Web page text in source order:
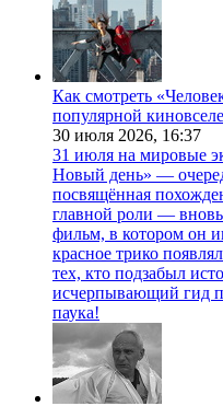
Как смотреть
популярной
30 июля 2026, 16:37
31 июля на мировые
Новый день» —
посвящённая
главной роли —
фильм, в котором он
красное трико
тех, кто подзабыл
исчерпывающий гид
паука!